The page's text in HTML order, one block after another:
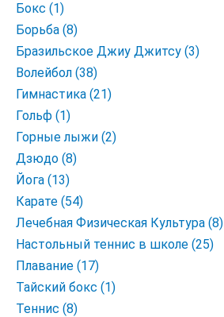
Бокс (1)
Борьба (8)
Бразильское Джиу Джитсу (3)
Волейбол (38)
Гимнастика (21)
Гольф (1)
Горные лыжи (2)
Дзюдо (8)
Йога (13)
Карате (54)
Лечебная Физическая Культура (8)
Настольный теннис в школе (25)
Плавание (17)
Тайский бокс (1)
Теннис (8)